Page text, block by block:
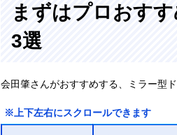
まずはプロおす
3選
会田肇さんがおすすめする、ミラー型
※上下左右にスクロールできます